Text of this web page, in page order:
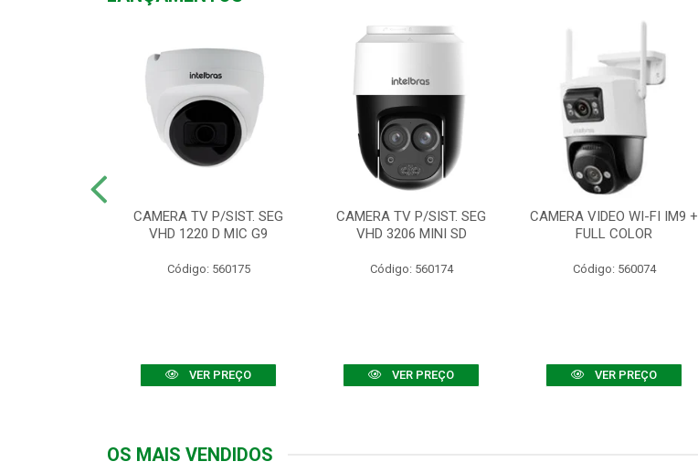
CAMERA TV P/SIST. SEG
VHD 1220 D MIC G9
Código: 560175
VER PREÇO
CAMERA TV P/SIST. SEG
VHD 3206 MINI SD
Código: 560174
VER PREÇO
CAMERA VIDEO WI-FI IM9 +
FULL COLOR
Código: 560074
VER PREÇO
OS MAIS VENDIDOS